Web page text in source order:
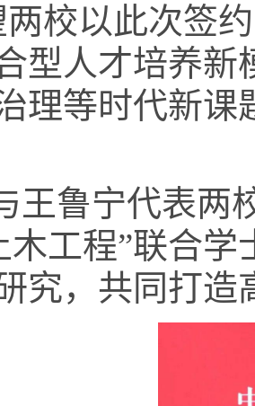
两校以此次签
型人才培养
理等时代新课
王鲁宁代表两
木工程”联合
究，共同打